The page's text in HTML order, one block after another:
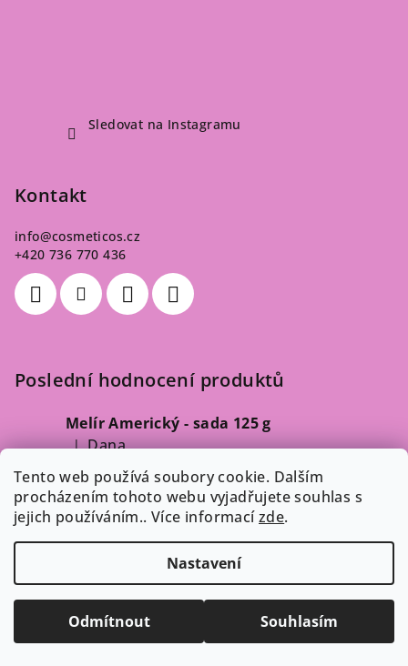
Tento web používá soubory cookie. Dalším
procházením tohoto webu vyjadřujete souhlas s
jejich používáním.. Více informacízde.
Nastavení
Odmítnout Souhlasím
Sledovat na Instagramu
Kontakt
info@cosmeticos.cz
+420 736 770 436
Poslední hodnocení produktů
Melír Americký - sada 125 g
Hodnocení produktu je 5 z 5 hvězdiček.
| Dana
Odebírat newsletter
Vložte svůj e-mail a my vám budeme zasílat informace o